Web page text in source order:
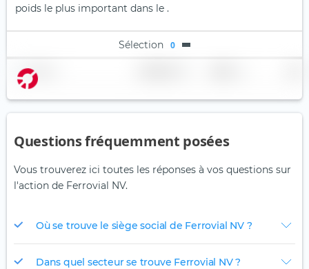
poids le plus important dans le .
Sélection 0
Nom
Questions fréquemment posées
Vous trouverez ici toutes les réponses à vos questions sur
l'action de Ferrovial NV.
Où se trouve le siège social de Ferrovial NV ?
Dans quel secteur se trouve Ferrovial NV ?